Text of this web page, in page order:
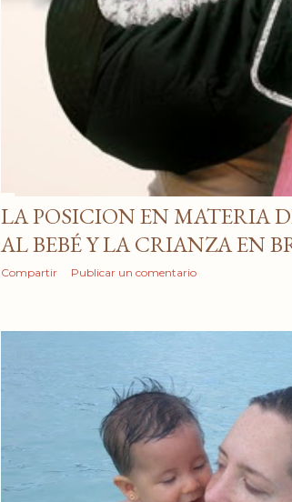
LA POSICION EN MATERIA
AL BEBÉ Y LA CRIANZA EN
Compartir Publicar un comentario